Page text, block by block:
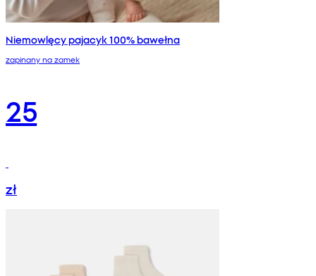
Niemowlęcy pajacyk 100% bawełna
zapinany na zamek
25
zł